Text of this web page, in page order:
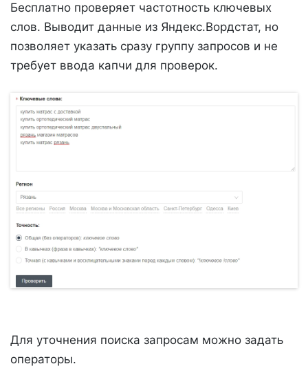
Бесплатно проверяет частотность ключевых
слов. Выводит данные из Яндекс.Вордстат, но
позволяет указать сразу группу запросов и не
требует ввода капчи для проверок.
Для уточнения поиска запросам можно задать
операторы.